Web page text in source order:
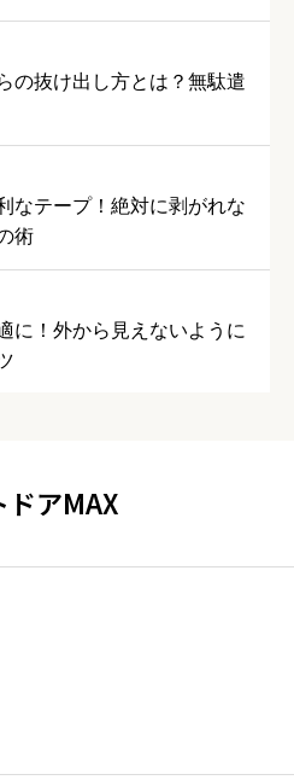
の抜け出し方とは？無駄遣
なテープ！絶対に剥がれな
術
に！外から見えないように
ドアMAX